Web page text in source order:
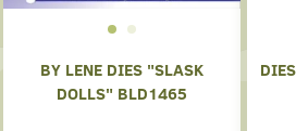
BY LENE DIES "SLASK
DOLLS" BLD1465